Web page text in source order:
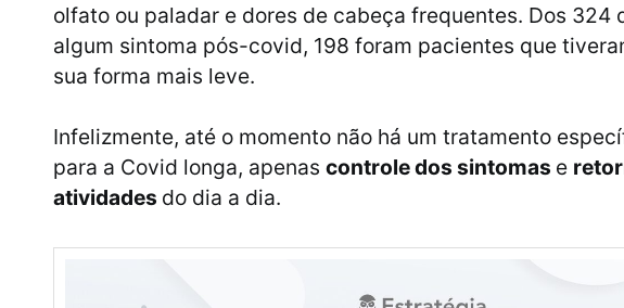
olfato ou paladar e dores de cabeça frequentes. Dos 324
algum sintoma pós-covid, 198 foram pacientes que
sua forma mais leve.
Infelizmente, até o momento não há um tratamento
para a Covid longa, apenas controle dos sintomas e
atividades do dia a dia.